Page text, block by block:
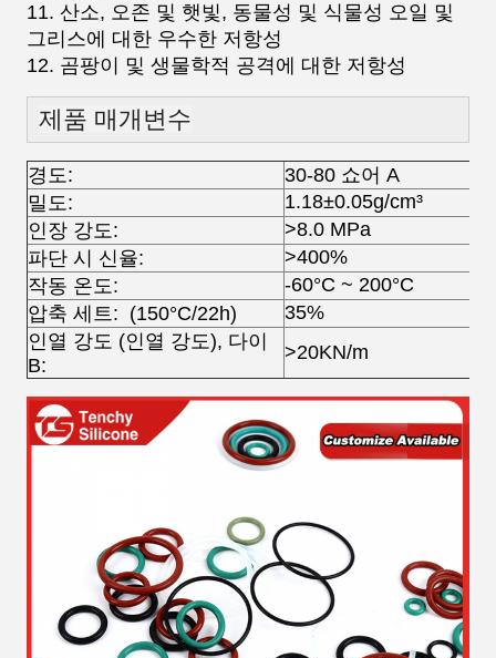
11. 산소, 오존 및 햇빛, 동물성 및 식물성 오일 및
그리스에 대한 우수한 저항성
12. 곰팡이 및 생물학적 공격에 대한 저항성
제품 매개변수
경도:
30-80 쇼어 A
밀도:
1.18±0.05g/cm³
인장 강도:
>8.0 MPa
파단 시 신율:
>400%
작동 온도:
-60°C ~ 200°C
압축 세트: (150°C/22h)
35%
인열 강도 (인열 강도), 다이
B:
>20KN/m